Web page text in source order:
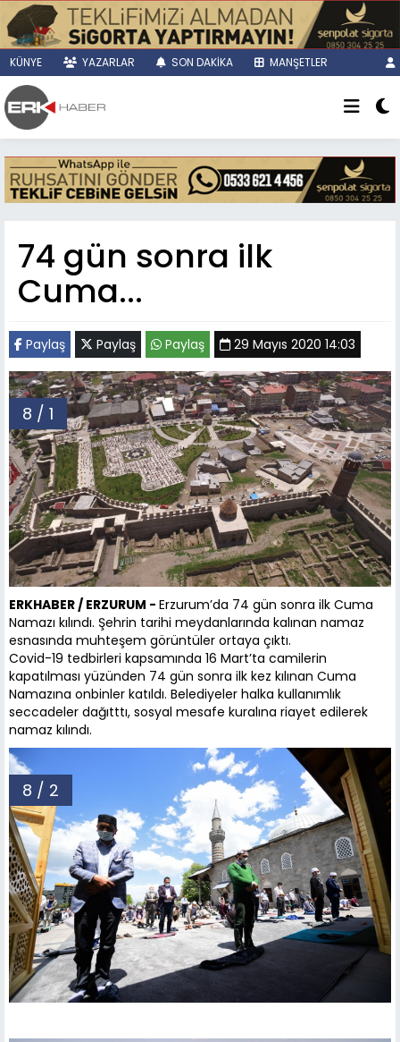
KÜNYE YAZARLAR SON DAKİKA MANŞETLER
74 gün sonra ilk
Cuma...
Paylaş Paylaş Paylaş 29 Mayıs 2020 14:03
8 / 1
ERKHABER / ERZURUM - Erzurum’da 74 gün sonra ilk Cuma
Namazı kılındı. Şehrin tarihi meydanlarında kalınan namaz
esnasında muhteşem görüntüler ortaya çıktı.
Covid-19 tedbirleri kapsamında 16 Mart’ta camilerin
kapatılması yüzünden 74 gün sonra ilk kez kılınan Cuma
Namazına onbinler katıldı. Belediyeler halka kullanımlık
seccadeler dağıtttı, sosyal mesafe kuralına riayet edilerek
namaz kılındı.
8 / 2